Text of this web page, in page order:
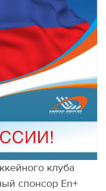
клуба
спонсор En+